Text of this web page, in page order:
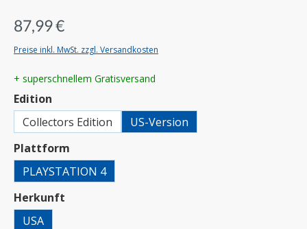
87,99 €
Preise inkl. MwSt. zzgl. Versandkosten
+ superschnellem Gratisversand
Edition
Collectors Edition
US-Version
Plattform
PLAYSTATION 4
Herkunft
USA